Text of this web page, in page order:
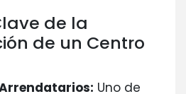
de la
de un Centro
Uno de